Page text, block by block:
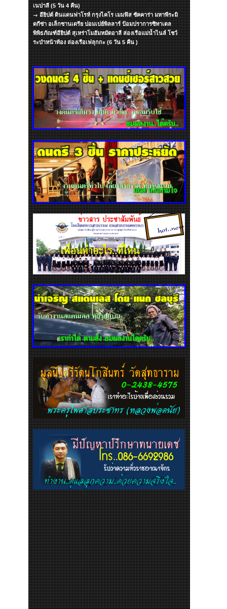
เนปาลี (5 วัน 4 คืน)
อียิปต์ ดินแดนฟาโรห์ กรุงไคโร เมมฟิส ซัคคาร่า มหาพีระมิ
ดกีซ่า อเล็กซานเดรีย ปอมเปย์พิลลาร์ ป้อมปราการซิทาเดล
พิพิธภัณฑ์อียิปต์ สุเหร่าโมฮัมหมัดอาลี ล่องเรือแม่น้ำไนล์ โชว์
ระบำหน้าท้อง ล่องเรือเฟลุกกะ (6 วัน 5 คืน )